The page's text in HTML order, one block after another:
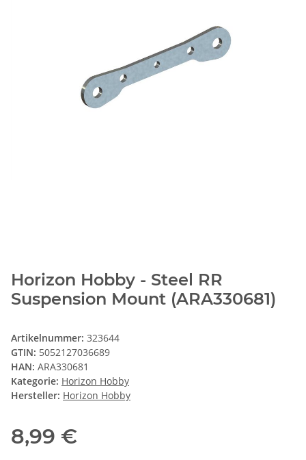
Horizon Hobby - Steel RR
Suspension Mount (ARA330681)
Artikelnummer: 323644
GTIN: 5052127036689
HAN: ARA330681
Kategorie: Horizon Hobby
Hersteller: Horizon Hobby
8,99 €